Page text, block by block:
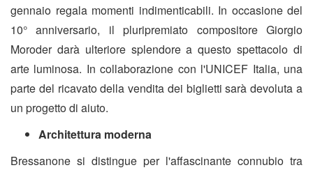
gennaio regala momenti indimenticabili. In occasione del
10° anniversario, il pluripremiato compositore Giorgio
Moroder darà ulteriore splendore a questo spettacolo di
arte luminosa. In collaborazione con l'UNICEF Italia, una
parte del ricavato della vendita dei biglietti sarà devoluta a
un progetto di aiuto.
Architettura moderna
Bressanone si distingue per l'affascinante connubio tra